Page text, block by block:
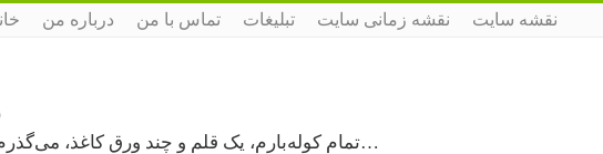
درباره من تماس با من تبلیغات نقشه زمانی سایت نقشه سایت
تمام کوله‌بارم، یک قلم و چند ورق کاغذ، می‌گذرم از هزار و یک راه نرفته…